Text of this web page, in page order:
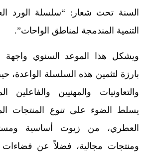
السنة تحت شعار: “سلسلة الورد
التنمية المندمجة لمناطق الواحات”.
ويشكل هذا الموعد السنوي واجهة
بارزة لتثمين هذه السلسلة الواعدة،
والتعاونيات والمهنيين والفاعلين
يسلط الضوء على تنوع المنتجات
العطري، من زيوت أساسية
ومنتجات مجالية، فضلاً عن